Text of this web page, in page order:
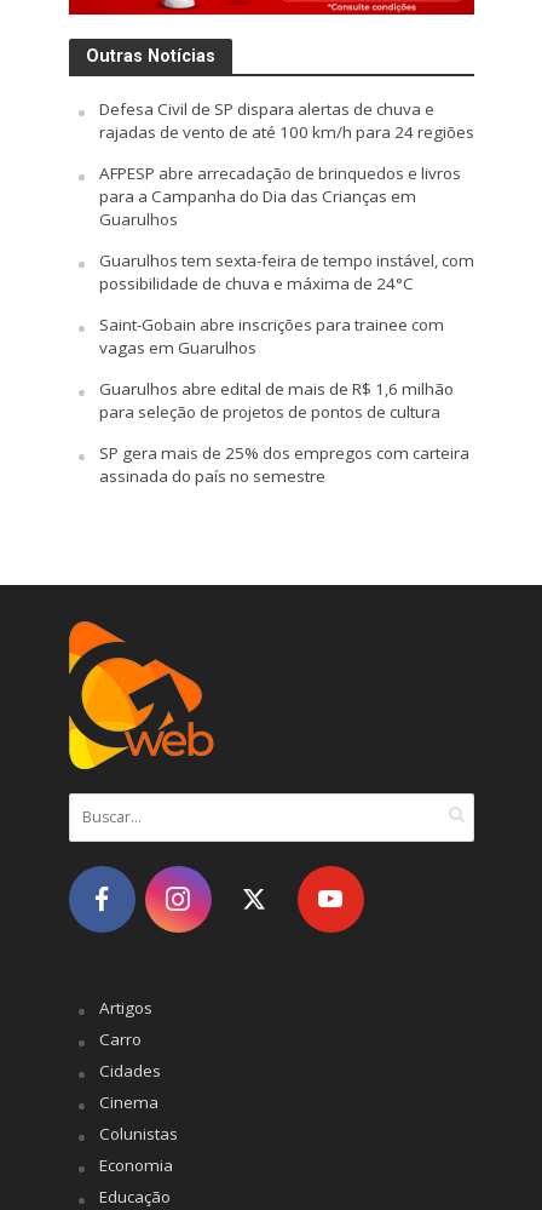
Outras Notícias
Defesa Civil de SP dispara alertas de chuva e
rajadas de vento de até 100 km/h para 24 regiões
AFPESP abre arrecadação de brinquedos e livros
para a Campanha do Dia das Crianças em
Guarulhos
Guarulhos tem sexta-feira de tempo instável, com
possibilidade de chuva e máxima de 24°C
Saint-Gobain abre inscrições para trainee com
vagas em Guarulhos
Guarulhos abre edital de mais de R$ 1,6 milhão
para seleção de projetos de pontos de cultura
SP gera mais de 25% dos empregos com carteira
assinada do país no semestre
Artigos
Carro
Cidades
Cinema
Colunistas
Economia
Educação